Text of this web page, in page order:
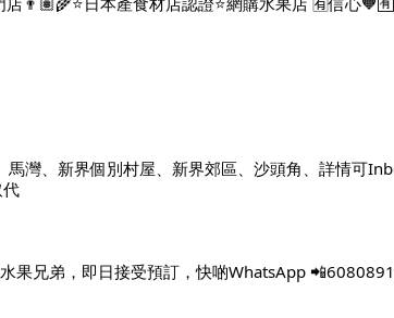
灣、新界個別村屋、新界郊區、沙頭角、詳情可
兄弟，即日接受預訂，快啲WhatsApp